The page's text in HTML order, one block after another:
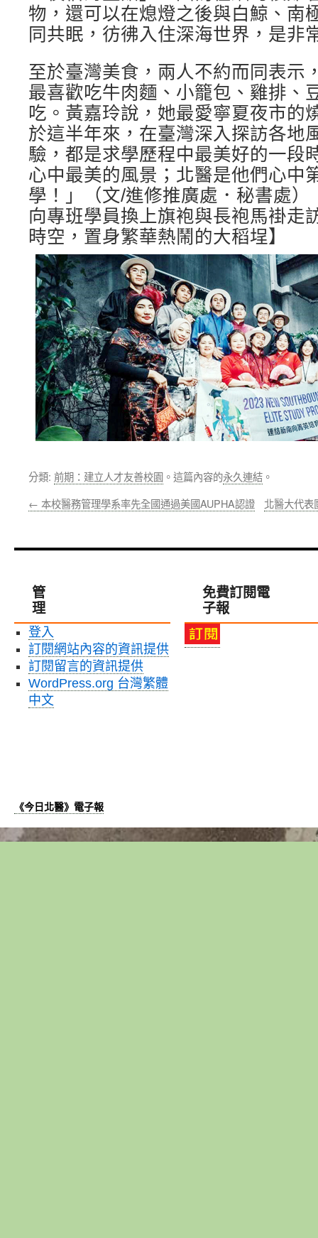
物，還可以在熄燈之後與白鯨、南
同共眠，彷彿入住深海世界，是非
至於臺灣美食，兩人不約而同表示
最喜歡吃牛肉麵、小籠包、雞排、
吃。黃嘉玲說，她最愛寧夏夜市的
於這半年來，在臺灣深入探訪各地
驗，都是求學歷程中最美好的一段
心中最美的風景；北醫是他們心中
學！」（文/進修推廣處．秘書處）
向專班學員換上旗袍與長袍馬褂走
時空，置身繁華熱鬧的大稻埕】
分類: 前期：建立人才友善校園 。這篇內容的永久連結 。
← 本校醫務管理學系率先全國通過美國AUPHA認證 北醫大代表
管
理
登入
訂閱網站內容的資訊提供
訂閱留言的資訊提供
WordPress.org 台灣繁體
中文
免費訂閱電
子報
《今日北醫》電子報